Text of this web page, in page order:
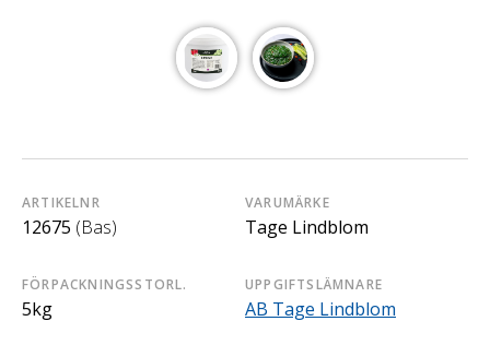
ARTIKELNR
12675 (Bas)
VARUMÄRKE
Tage Lindblom
FÖRPACKNINGSSTORL.
5kg
UPPGIFTSLÄMNARE
AB Tage Lindblom